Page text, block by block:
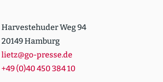
Harvestehuder Weg 94
20149 Hamburg
lietz@go-presse.de
+49 (0)40 450 384 10